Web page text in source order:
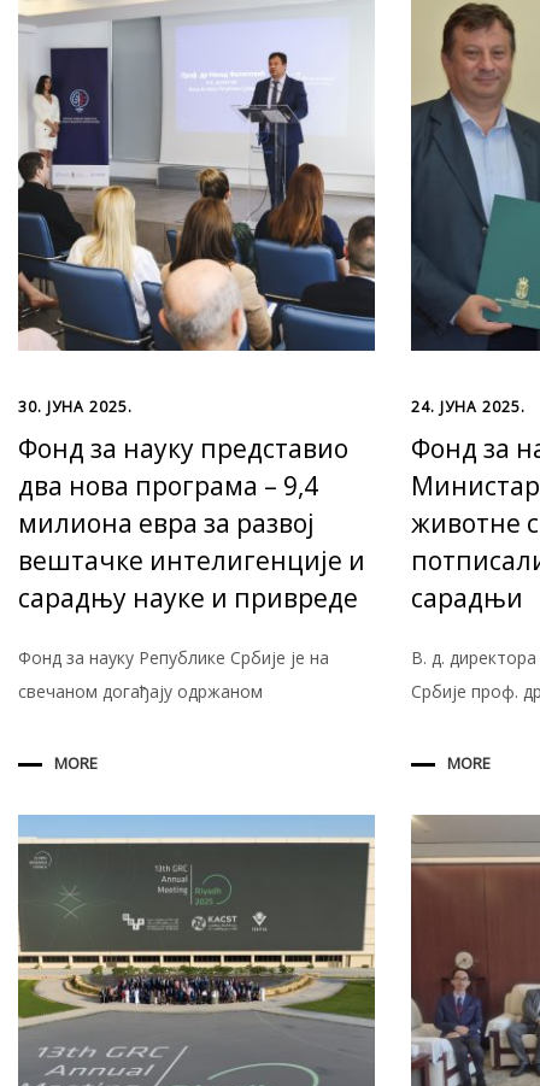
30. ЈУНА 2025.
Фонд за науку представио
два нова програма – 9,4
милиона евра за развој
вештачке интелигенције и
сарадњу науке и привреде
Фонд за науку Републике Србије је на
свечаном догађају одржаном
MORE
24. ЈУНА 2025.
Фонд за
животне
сарадњи
В. д.
Србије проф.
MORE